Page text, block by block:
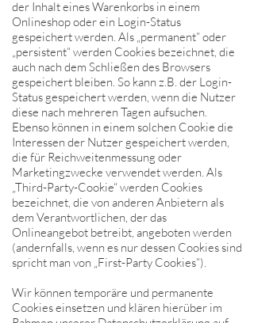
der Inhalt eines Warenkorbs in einem
Onlineshop oder ein Login-Status
gespeichert werden. Als „permanent“ oder
„persistent“ werden Cookies bezeichnet, die
auch nach dem Schließen des Browsers
gespeichert bleiben. So kann z.B. der Login-
Status gespeichert werden, wenn die Nutzer
diese nach mehreren Tagen aufsuchen.
Ebenso können in einem solchen Cookie die
Interessen der Nutzer gespeichert werden,
die für Reichweitenmessung oder
Marketingzwecke verwendet werden. Als
„Third-Party-Cookie“ werden Cookies
bezeichnet, die von anderen Anbietern als
dem Verantwortlichen, der das
Onlineangebot betreibt, angeboten werden
(andernfalls, wenn es nur dessen Cookies sind
spricht man von „First-Party Cookies“).
Wir können temporäre und permanente
Cookies einsetzen und klären hierüber im